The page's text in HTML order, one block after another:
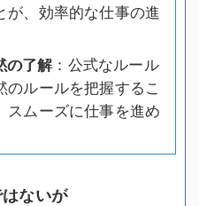
が、効率的な仕事の進
の了解：公式なルール
ルールを把握するこ
スムーズに仕事を進め
ないが